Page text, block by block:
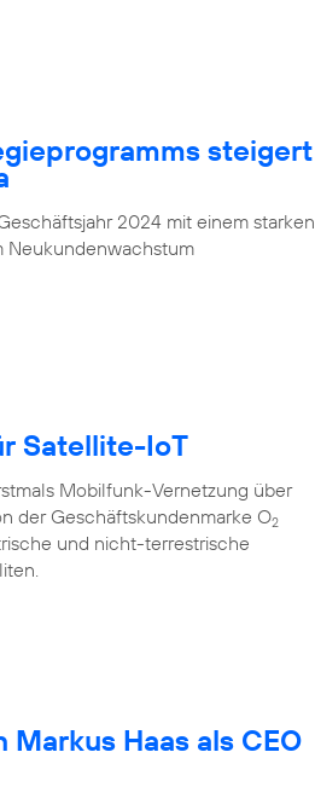
steigert
2024 mit einem starken
Neukundenwachstum
Satellite-IoT
Mobilfunk-Vernetzung über
der Geschäftskundenmarke O2
und nicht-terrestrische
Haas als CEO